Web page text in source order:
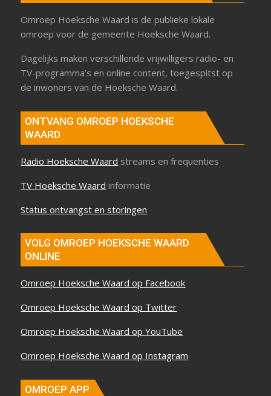
Omroep Hoeksche Waard is de publieke lokale
omroep voor de gemeente Hoeksche Waard.
Dagelijks maken verschillende vrijwilligers radio- en
TV-programma’s en online content, toegespitst op
de inwoners van de Hoeksche Waard.
ONTVANG OMROEP HOEKSCHE
WAARD
Radio Hoeksche Waard streams en frequenties
TV Hoeksche Waard informatie
Status ontvangst en storingen
VOLG OMROEP HOEKSCHE WAARD
ONLINE
Omroep Hoeksche Waard op Facebook
Omroep Hoeksche Waard op Twitter
Omroep Hoeksche Waard op YouTube
Omroep Hoeksche Waard op Instagram
OMROEP APP